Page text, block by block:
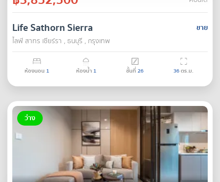
ขาย
Life Sathorn Sierra
ไลฟ์ สาทร เซียร์รา , ธนบุรี , กรุงเทพ
ห้องนอน 1 ห้องน้ำ 1 ชั้นที่26 36ตร.ม.
ว่าง